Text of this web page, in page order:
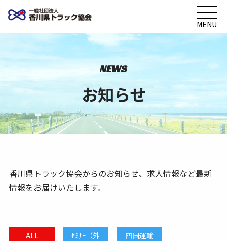
MENU
NEWS
お知らせ
香川県トラック協会からのお知らせ、求人情報など最新
情報をお届けいたします。
ALL
ｾﾐﾅｰ（外
四国運輸